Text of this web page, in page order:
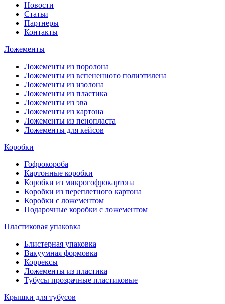
Новости
Статьи
Партнеры
Контакты
Ложементы
Ложементы из поролона
Ложементы из вспененного полиэтилена
Ложементы из изолона
Ложементы из пластика
Ложементы из эва
Ложементы из картона
Ложементы из пенопласта
Ложементы для кейсов
Коробки
Гофрокороба
Картонные коробки
Коробки из микрогофрокартона
Коробки из переплетного картона
Коробки с ложементом
Подарочные коробки с ложементом
Пластиковая упаковка
Блистерная упаковка
Вакуумная формовка
Коррексы
Ложементы из пластика
Тубусы прозрачные пластиковые
Крышки для тубусов